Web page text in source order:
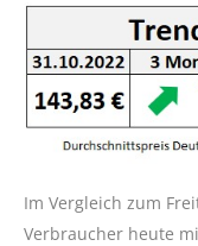
Im Vergleich zum
Verbraucher heute